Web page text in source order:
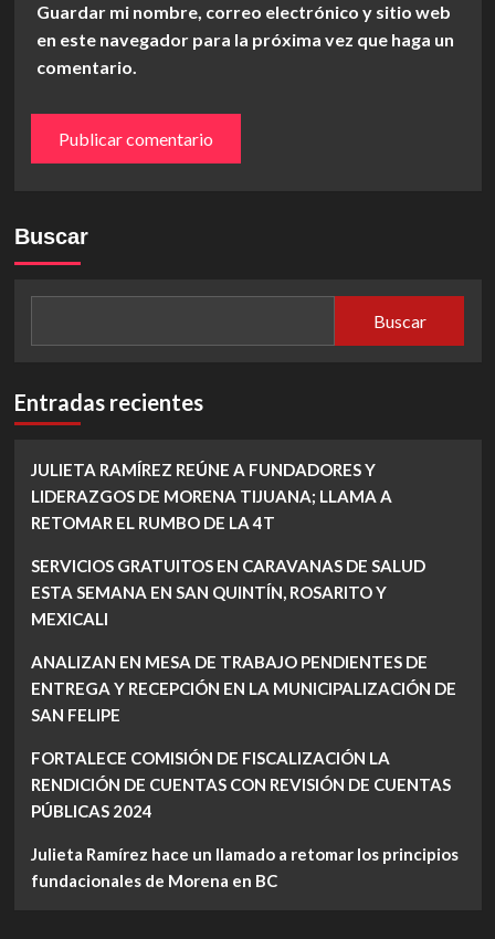
Guardar mi nombre, correo electrónico y sitio web
en este navegador para la próxima vez que haga un
comentario.
Buscar
Buscar
Entradas recientes
JULIETA RAMÍREZ REÚNE A FUNDADORES Y
LIDERAZGOS DE MORENA TIJUANA; LLAMA A
RETOMAR EL RUMBO DE LA 4T
SERVICIOS GRATUITOS EN CARAVANAS DE SALUD
ESTA SEMANA EN SAN QUINTÍN, ROSARITO Y
MEXICALI
ANALIZAN EN MESA DE TRABAJO PENDIENTES DE
ENTREGA Y RECEPCIÓN EN LA MUNICIPALIZACIÓN DE
SAN FELIPE
FORTALECE COMISIÓN DE FISCALIZACIÓN LA
RENDICIÓN DE CUENTAS CON REVISIÓN DE CUENTAS
PÚBLICAS 2024
Julieta Ramírez hace un llamado a retomar los principios
fundacionales de Morena en BC